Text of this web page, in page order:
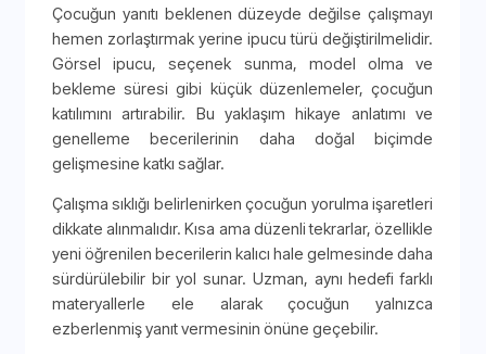
Çocuğun yanıtı beklenen düzeyde değilse çalışmayı
hemen zorlaştırmak yerine ipucu türü değiştirilmelidir.
Görsel ipucu, seçenek sunma, model olma ve
bekleme süresi gibi küçük düzenlemeler, çocuğun
katılımını artırabilir. Bu yaklaşım hikaye anlatımı ve
genelleme becerilerinin daha doğal biçimde
gelişmesine katkı sağlar.
Çalışma sıklığı belirlenirken çocuğun yorulma işaretleri
dikkate alınmalıdır. Kısa ama düzenli tekrarlar, özellikle
yeni öğrenilen becerilerin kalıcı hale gelmesinde daha
sürdürülebilir bir yol sunar. Uzman, aynı hedefi farklı
materyallerle ele alarak çocuğun yalnızca
ezberlenmiş yanıt vermesinin önüne geçebilir.